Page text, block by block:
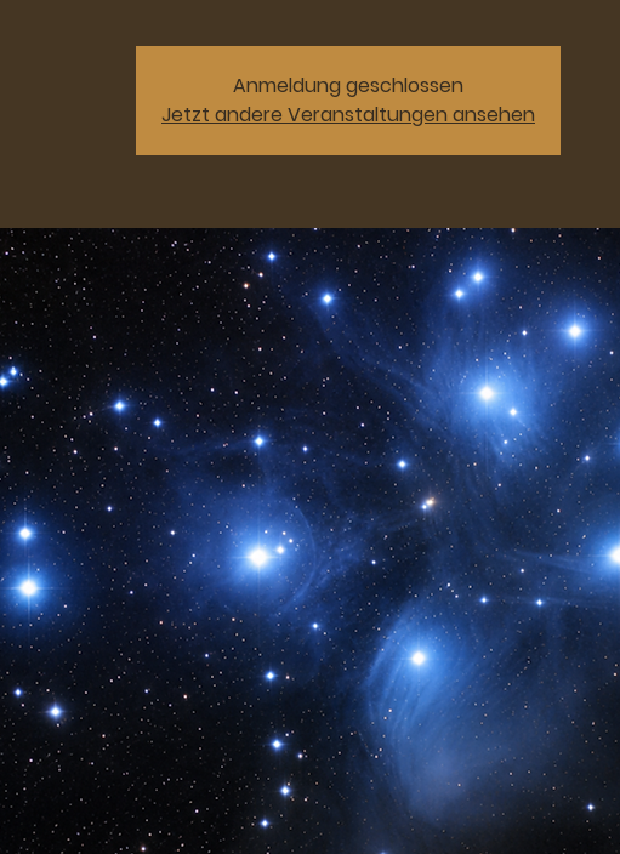
Anmeldung geschlossen
Jetzt andere Veranstaltungen ansehen